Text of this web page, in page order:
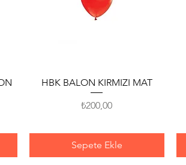
Hızlı Bakış
HBK BALON KIRMIZI MAT
Fiyat
₺200,00
Sepete Ekle